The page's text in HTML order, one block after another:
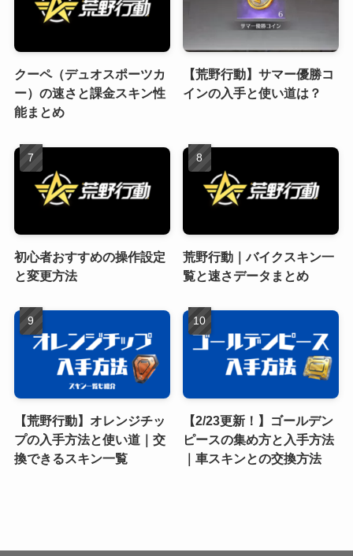
クーペ（デュオスポーツカ
ー）の速さと課金スキン性
能まとめ
【荒野行動】サマー優勝コ
インの入手と使い道は？
初心者おすすめの操作設定
と変更方法
荒野行動｜バイクスキン一
覧と速さデータまとめ
【荒野行動】オレンジチッ
プの入手方法と使い道｜交
換できるスキン一覧
【2/23更新！】ゴールデン
ピースの集め方と入手方法
｜車スキンとの交換方法